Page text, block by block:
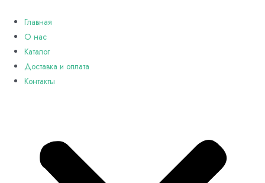
содержимому
Главная
О нас
Каталог
Доставка и оплата
Контакты